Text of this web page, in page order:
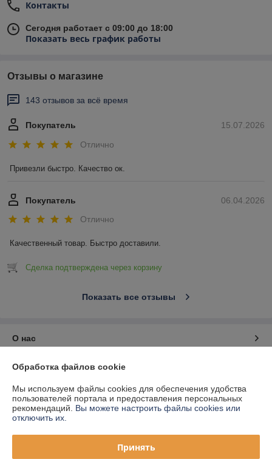
Контакты
Сегодня работает с 09:00 до 18:00
Показать весь график работы
Отзывы о магазине
143 отзывов за всё время
15.07.2026
Покупатель
Отлично
Привезли быстро. Качество ок.
06.04.2026
Покупатель
Отлично
Качественный товар. Быстро доставили.
Сделка подтверждена через корзину
Показать все отзывы
О нас
Контакты
Доставка и оплата
График работы
Обработка файлов cookie
Мы используем файлы cookies для обеспечения удобства
пользователей портала и предоставления персональных
рекомендаций. Вы можете настроить файлы cookies или
отключить их.
Принять